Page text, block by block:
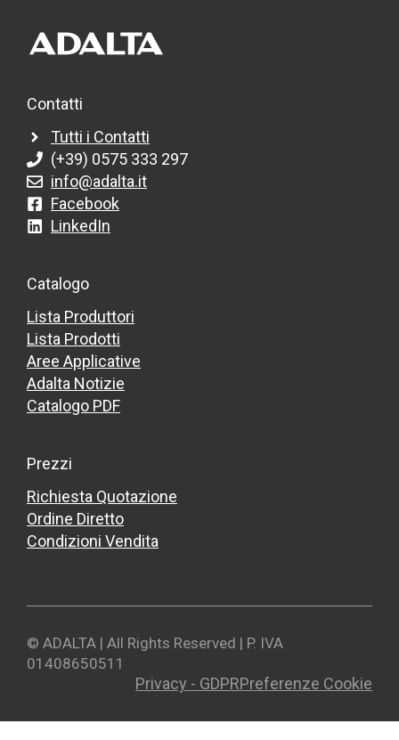
Contatti
Tutti i Contatti
(+39) 0575 333 297
info@adalta.it
Facebook
LinkedIn
Catalogo
Lista Produttori
Lista Prodotti
Aree Applicative
Adalta Notizie
Catalogo PDF
Prezzi
Richiesta Quotazione
Ordine Diretto
Condizioni Vendita
© ADALTA | All Rights Reserved | P. IVA
01408650511
Privacy - GDPRPreferenze Cookie